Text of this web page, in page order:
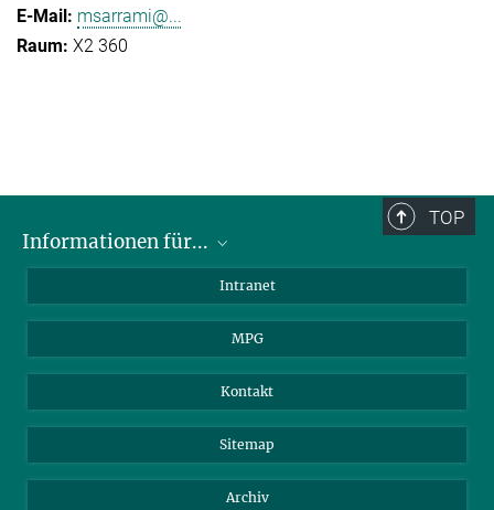
msarrami@...
X2 360
TOP
Informationen für...
Studenten
Journalisten
Intranet
MPG
Kontakt
Sitemap
Archiv